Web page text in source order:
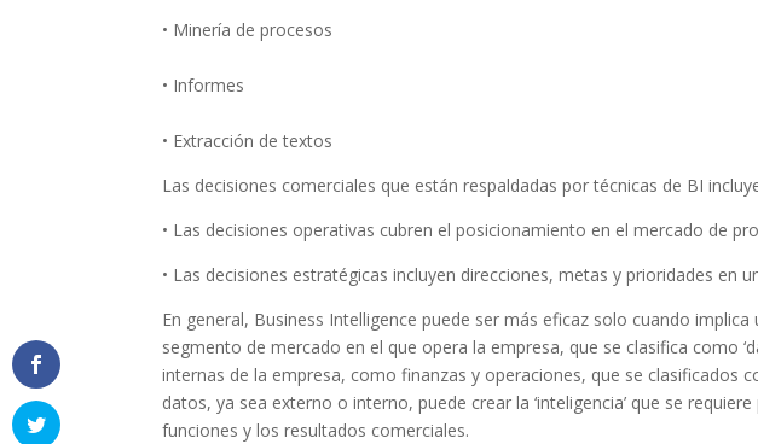
• Minería de procesos
• Informes
• Extracción de textos
Las decisiones comerciales que están respaldadas por técnicas de BI
• Las decisiones operativas cubren el posicionamiento en el mercado de
• Las decisiones estratégicas incluyen direcciones, metas y prioridades en
En general, Business Intelligence puede ser más eficaz solo cuando
segmento de mercado en el que opera la empresa, que se clasifica como
internas de la empresa, como finanzas y operaciones, que se clasificados
datos, ya sea externo o interno, puede crear la ‘inteligencia’ que se
funciones y los resultados comerciales.